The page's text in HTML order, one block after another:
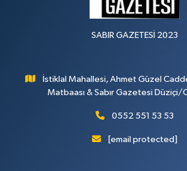
SABIR GAZETESİ 2023
İstiklal Mahallesi, Ahmet Güzel
Matbaası & Sabır Gazetesi Düziçi/
0552 551 53 53
[email protected]